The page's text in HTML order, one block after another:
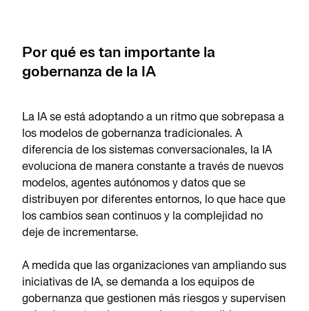
Por qué es tan importante la
gobernanza de la IA
La IA se está adoptando a un ritmo que sobrepasa a
los modelos de gobernanza tradicionales. A
diferencia de los sistemas conversacionales, la IA
evoluciona de manera constante a través de nuevos
modelos, agentes autónomos y datos que se
distribuyen por diferentes entornos, lo que hace que
los cambios sean continuos y la complejidad no
deje de incrementarse.
A medida que las organizaciones van ampliando sus
iniciativas de IA, se demanda a los equipos de
gobernanza que gestionen más riesgos y supervisen